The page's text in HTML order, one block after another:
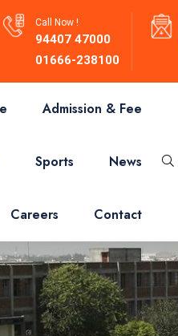
Call Now !
94407 47000
01666-238100
Admission & Fee
Sports News
Careers Contact